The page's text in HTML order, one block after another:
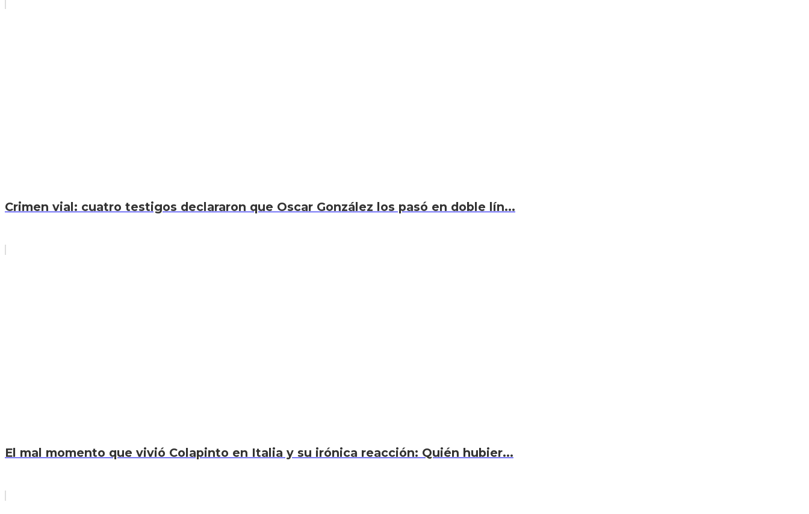
Crimen vial: cuatro testigos declararon que Oscar González los pasó en doble lín...
El mal momento que vivió Colapinto en Italia y su irónica reacción: Quién hubier...